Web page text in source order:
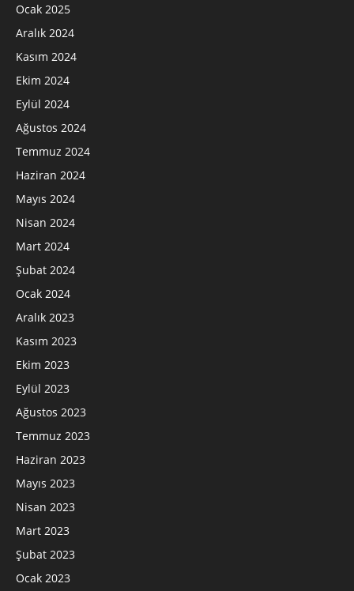
Ocak 2025
Aralık 2024
Kasım 2024
Ekim 2024
Eylül 2024
Ağustos 2024
Temmuz 2024
Haziran 2024
Mayıs 2024
Nisan 2024
Mart 2024
Şubat 2024
Ocak 2024
Aralık 2023
Kasım 2023
Ekim 2023
Eylül 2023
Ağustos 2023
Temmuz 2023
Haziran 2023
Mayıs 2023
Nisan 2023
Mart 2023
Şubat 2023
Ocak 2023